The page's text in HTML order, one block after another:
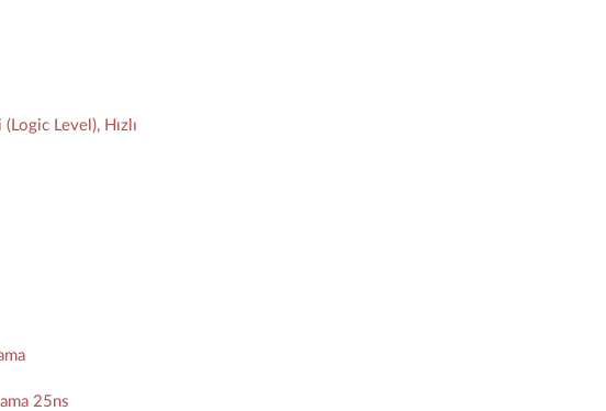
Level), Hızlı
25ns